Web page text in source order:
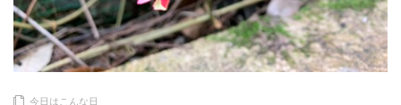
今日はこんな日